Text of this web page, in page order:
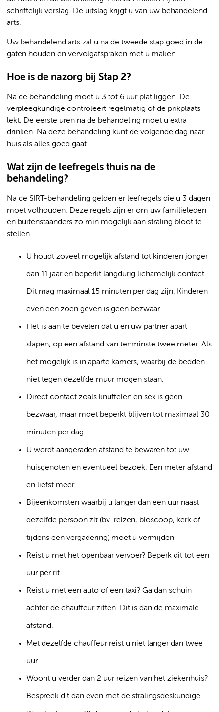
schriftelijk verslag. De uitslag krijgt u van uw behandelend
arts.
Uw behandelend arts zal u na de tweede stap goed in de
gaten houden en vervolgafspraken met u maken.
Hoe is de nazorg bij Stap 2?
Na de behandeling moet u 3 tot 6 uur plat liggen. De
verpleegkundige controleert regelmatig of de prikplaats
lekt. De eerste uren na de behandeling moet u extra
drinken. Na deze behandeling kunt de volgende dag naar
huis als alles goed gaat.
Wat zijn de leefregels thuis na de
behandeling?
Na de SIRT-behandeling gelden er leefregels die u 3 dagen
moet volhouden. Deze regels zijn er om uw familieleden
en buitenstaanders zo min mogelijk aan straling bloot te
stellen.
U houdt zoveel mogelijk afstand tot kinderen jonger
dan 11 jaar en beperkt langdurig lichamelijk contact.
Dit mag maximaal 15 minuten per dag zijn. Kinderen
even een zoen geven is geen bezwaar.
Het is aan te bevelen dat u en uw partner apart
slapen, op een afstand van tenminste twee meter. Als
het mogelijk is in aparte kamers, waarbij de bedden
niet tegen dezelfde muur mogen staan.
Direct contact zoals knuffelen en sex is geen
bezwaar, maar moet beperkt blijven tot maximaal 30
minuten per dag.
U wordt aangeraden afstand te bewaren tot uw
huisgenoten en eventueel bezoek. Een meter afstand
en liefst meer.
Bijeenkomsten waarbij u langer dan een uur naast
dezelfde persoon zit (bv. reizen, bioscoop, kerk of
tijdens een vergadering) moet u vermijden.
Reist u met het openbaar vervoer? Beperk dit tot een
uur per rit.
Reist u met een auto of een taxi? Ga dan schuin
achter de chauffeur zitten. Dit is dan de maximale
afstand.
Met dezelfde chauffeur reist u niet langer dan twee
uur.
Woont u verder dan 2 uur reizen van het ziekenhuis?
Bespreek dit dan even met de stralingsdeskundige.